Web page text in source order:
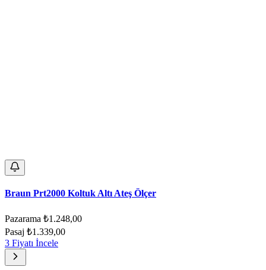
Braun Prt2000 Koltuk Altı Ateş Ölçer
Pazarama ₺1.248,00
Pasaj ₺1.339,00
3 Fiyatı İncele